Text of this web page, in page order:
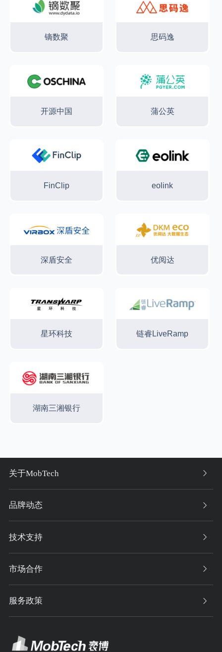
镝数聚 思码逸
开源中国 蒲公英
FinClip eolink
深盾安全 优阅达
星环科技 链睿LiveRamp
湖南三湘银行
关于MobTech
品牌动态
技术支持
市场合作
服务政策